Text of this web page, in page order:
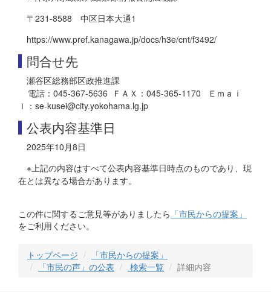
〒231-8588 中区日本大通1
https://www.pref.kanagawa.jp/docs/h3e/cnt/f3492/
問合せ先
瀬谷区総務部区政推進課
電話：045-367-5636 ＦＡＸ：045-365-1170 Ｅｍａｉ
ｌ：se-kusei@city.yokohama.lg.jp
公表内容基準日
2025年10月8日
※上記の内容はすべて公表内容基準日時点のものであり、現
在とは異なる場合があります。
この件に関するご意見等がありましたら 「市民からの提案」
をご利用ください。
トップページ
「市民からの提案」
「市民の声」の公表
検索一覧 詳細内容